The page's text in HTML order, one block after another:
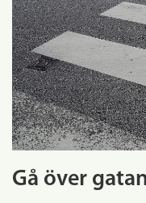
Gå över